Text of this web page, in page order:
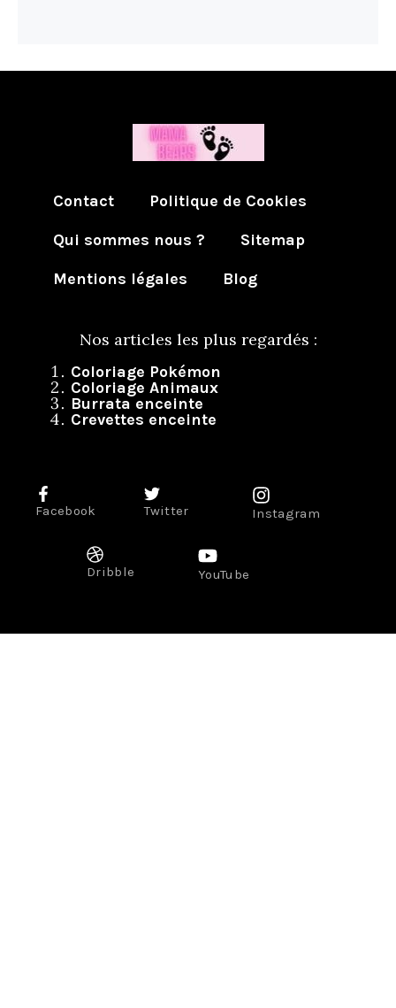
Contact
Politique de Cookies
Qui sommes nous ?
Sitemap
Mentions légales
Blog
Nos articles les plus regardés :
Coloriage Pokémon
Coloriage Animaux
Burrata enceinte
Crevettes enceinte
Facebook Twitter Instagram
Dribble YouTube